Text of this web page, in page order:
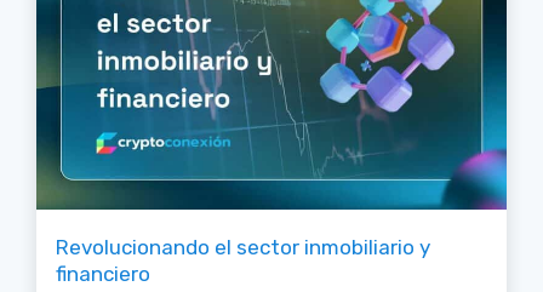
Revolucionando el sector inmobiliario y
financiero